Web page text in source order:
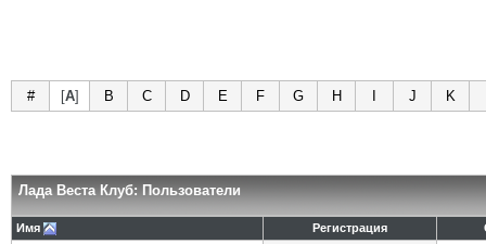
# [A] B C D E F G H J K
Лада Веста Клуб: Пользователи
Имя Регистрация